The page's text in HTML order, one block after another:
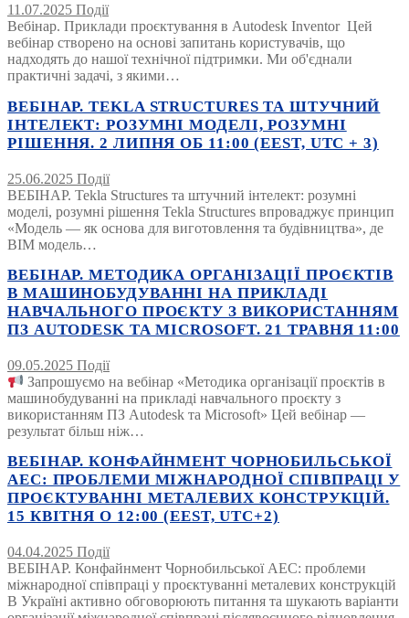
11.07.2025 Події
Вебінар. Приклади проєктування в Autodesk Inventor Цей
вебінар створено на основі запитань користувачів, що
надходять до нашої технічної підтримки. Ми об'єднали
практичні задачі, з якими…
ВЕБІНАР. TEKLA STRUCTURES ТА ШТУЧНИЙ
ІНТЕЛЕКТ: РОЗУМНІ МОДЕЛІ, РОЗУМНІ
РІШЕННЯ. 2 ЛИПНЯ ОБ 11:00 (EEST, UTC + 3)
25.06.2025 Події
ВЕБІНАР. Tekla Structures та штучний інтелект: розумні
моделі, розумні рішення Tekla Structures впроваджує принцип
«Модель — як основа для виготовлення та будівництва», де
BIM модель…
ВЕБІНАР. МЕТОДИКА ОРГАНІЗАЦІЇ ПРОЄКТІВ
В МАШИНОБУДУВАННІ НА ПРИКЛАДІ
НАВЧАЛЬНОГО ПРОЄКТУ З ВИКОРИСТАННЯМ
ПЗ AUTODESK ТА MICROSOFT. 21 ТРАВНЯ 11:00
09.05.2025 Події
Запрошуємо на вебінар «Методика організації проєктів в
машинобудуванні на прикладі навчального проєкту з
використанням ПЗ Autodesk та Microsoft» Цей вебінар —
результат більш ніж…
ВЕБІНАР. КОНФАЙНМЕНТ ЧОРНОБИЛЬСЬКОЇ
АЕС: ПРОБЛЕМИ МІЖНАРОДНОЇ СПІВПРАЦІ У
ПРОЄКТУВАННІ МЕТАЛЕВИХ КОНСТРУКЦІЙ.
15 КВІТНЯ О 12:00 (EEST, UTC+2)
04.04.2025 Події
ВЕБІНАР. Конфайнмент Чорнобильської АЕС: проблеми
міжнародної співпраці у проєктуванні металевих конструкцій
В Україні активно обговорюють питання та шукають варіанти